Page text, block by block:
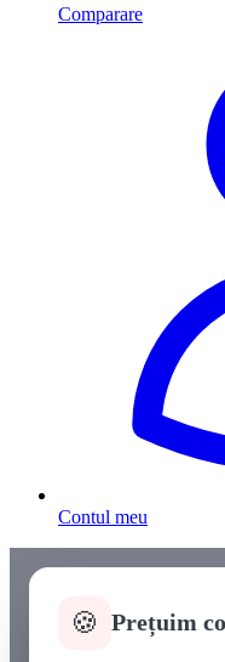
Comparare
Contul meu
🍪 Prețuim